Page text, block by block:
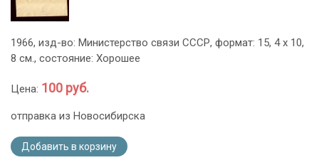
1966, изд-во: Министерство связи СССР, формат: 15, 4 х 10,
8 см., состояние: Хорошее
Цена: 100 руб.
отправка из Новосибирска
Добавить в корзину